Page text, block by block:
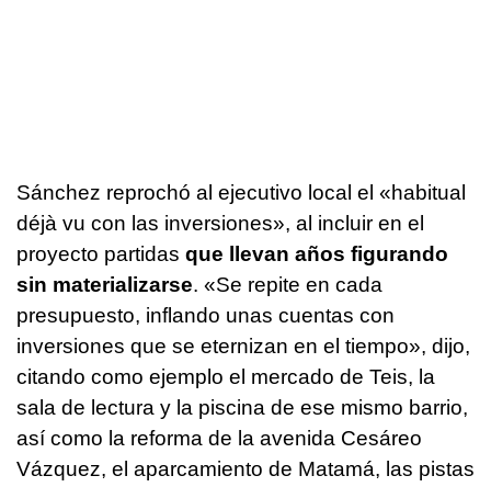
Sánchez reprochó al ejecutivo local el «habitual
déjà vu con las inversiones», al incluir en el
proyecto partidas que llevan años figurando
sin materializarse. «Se repite en cada
presupuesto, inflando unas cuentas con
inversiones que se eternizan en el tiempo», dijo,
citando como ejemplo el mercado de Teis, la
sala de lectura y la piscina de ese mismo barrio,
así como la reforma de la avenida Cesáreo
Vázquez, el aparcamiento de Matamá, las pistas